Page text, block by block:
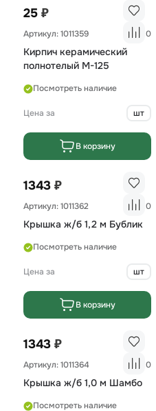
25 ₽
Артикул: 1011359 0
Кирпич керамический
полнотелый М-125
Посмотреть наличие
Цена за шт
В корзину
1343 ₽
Артикул: 1011362 0
Крышка ж/б 1,2 м Бублик
Посмотреть наличие
Цена за шт
В корзину
1343 ₽
Артикул: 1011364 0
Крышка ж/б 1,0 м Шамбо
Посмотреть наличие